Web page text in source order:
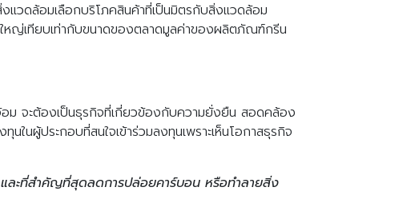
แวดล้อมเลือกบริโภคสินค้าที่เป็นมิตรกับสิ่งแวดล้อม
หญ่เทียบเท่ากับขนาดของตลาดมูลค่าของผลิตภัณฑ์กรีน
ม จะต้องเป็นธุรกิจที่เกี่ยวข้องกับความยั่งยืน สอดคล้อง
ในผู้ประกอบที่สนใจเข้าร่วมลงทุนเพราะเห็นโอกาสธุรกิจ
ละที่สำคัญที่สุดลดการปล่อยคาร์บอน หรือทำลายสิ่ง